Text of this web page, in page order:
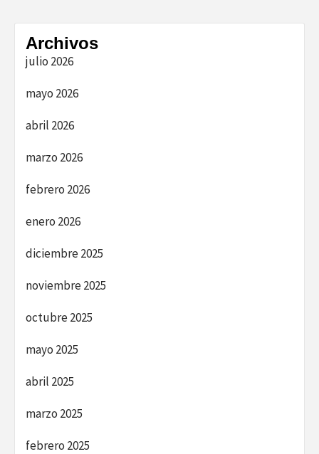
Archivos
julio 2026
mayo 2026
abril 2026
marzo 2026
febrero 2026
enero 2026
diciembre 2025
noviembre 2025
octubre 2025
mayo 2025
abril 2025
marzo 2025
febrero 2025